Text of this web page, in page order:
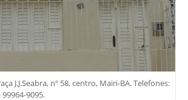
J.J.Seabra, nº 58, centro, Mairi-BA. Telefones:
9095.